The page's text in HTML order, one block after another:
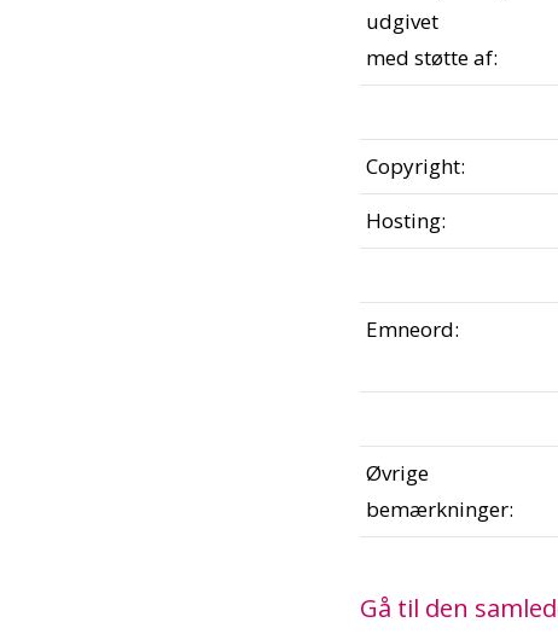
udgivet
med støtte af:
Copyright:
Hosting:
Emneord:
Øvrige
bemærkninger:
Gå til den